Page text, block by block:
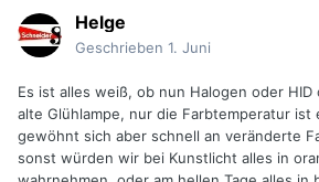
Helge
Geschrieben 1. Juni
Es ist alles weiß, ob nun Halogen oder
alte Glühlampe, nur die Farbtemperatur ist
gewöhnt sich aber schnell an veränderte
sonst würden wir bei Kunstlicht alles in